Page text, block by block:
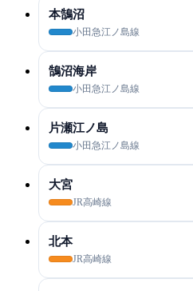
本鵠沼
小田急江ノ島線
鵠沼海岸
小田急江ノ島線
片瀬江ノ島
小田急江ノ島線
大宮
JR高崎線
北本
JR高崎線